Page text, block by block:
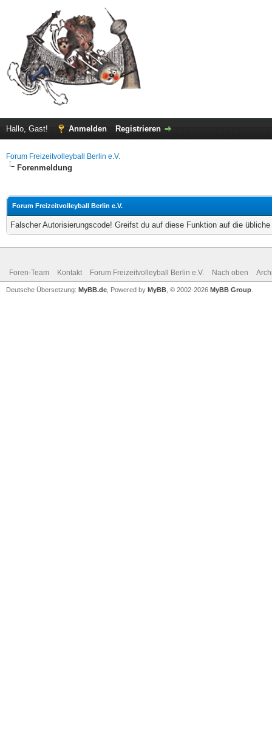
Hallo, Gast! Anmelden Registrieren
Forum Freizeitvolleyball Berlin e.V.
Forenmeldung
Forum Freizeitvolleyball Berlin e.V.
Falscher Autorisierungscode! Greifst du auf diese Funktion auf die
Foren-Team Kontakt Forum Freizeitvolleyball Berlin e.V. Nach oben
Deutsche Übersetzung: MyBB.de , Powered by MyBB , © 2002-2026 MyBB Group